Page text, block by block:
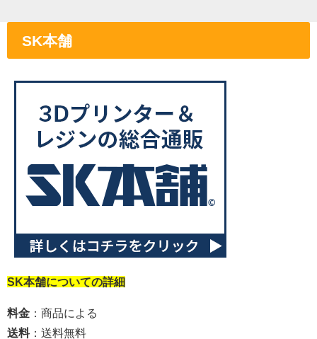
SK本舗
SK本舗についての詳細
料金 ：商品による
送料：送料無料